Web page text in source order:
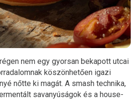
nem egy gyorsan bekapott utcai
köszönhetően igazi
nőtte ki magát. A smash technika,
savanyúságok és a house-